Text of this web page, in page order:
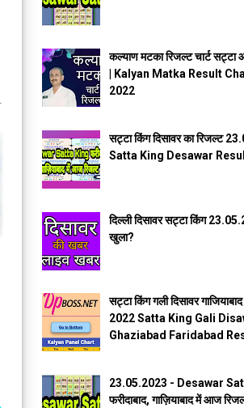
कल्याण मटका रिजल्ट चार्ट
| Kalyan Matka Result
2022
सट्टा किंग दिसावर का रिजल्ट
Satta King Desawar
दिल्ली दिसावर सट्टा किंग
खुला?
सट्टा किंग गली दिसावर
2022 Satta King Gali
Ghaziabad Faridabad
23.05.2023 - Desawar
फरीदाबाद, गाज़ियाबाद में आज